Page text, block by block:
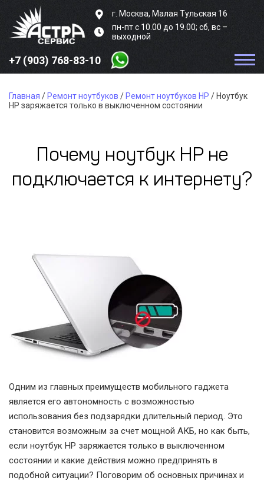
г. Москва, Малая Тульская 16
пн-пт с 10.00 до 19.00; сб, вс –
выходной
+7 (903) 768-83-10
Главная / Ремонт ноутбуков / Ремонт ноутбуков HP / Ноутбук
HP заряжается только в выключенном состоянии
Почему ноутбук HP не
подключается к интернету?
Одним из главных преимуществ мобильного гаджета
является его автономность с возможностью
использования без подзарядки длительный период. Это
становится возможным за счет мощной АКБ, но как быть,
если ноутбук HP заряжается только в выключенном
состоянии и какие действия можно предпринять в
подобной ситуации? Поговорим об основных причинах и